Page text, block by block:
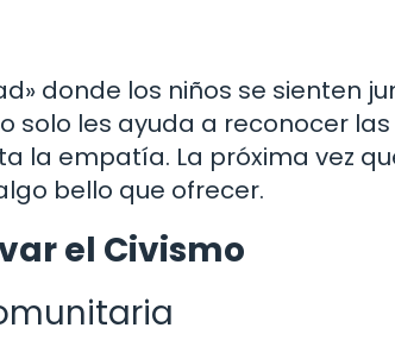
donde los niños se sienten
solo les ayuda a reconocer
la empatía. La próxima vez
bello que ofrecer.
el Civismo